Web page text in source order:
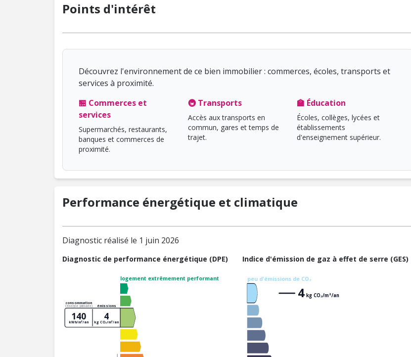
Points d'intérêt
Découvrez l'environnement de ce bien immobilier : commerces, écoles, transports et
services à proximité.
🏪 Commerces et
services
Supermarchés, restaurants,
banques et commerces de
proximité.
🚇 Transports
Accès aux transports en
commun, gares et temps de
trajet.
🏫 Éducation
Écoles, collèges, lycées et
établissements
d'enseignement supérieur.
Performance énergétique et climatique
Diagnostic réalisé le 1 juin 2026
Diagnostic de performance énergétique (DPE)
logement extrêmement performant
consommation
(énergie primaire) émissions
140
kWh/m²/an
4
kg CO₂/m²/an
Indice d'émission de gaz à effet de serre (GES)
peu d'émissions de CO₂
4 kg CO₂/m²/an